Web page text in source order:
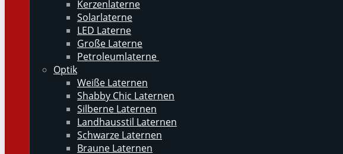
Kerzenlaterne
Solarlaterne
LED Laterne
Große Laterne
Petroleumlaterne
Optik
Weiße Laternen
Shabby Chic Laternen
Silberne Laternen
Landhausstil Laternen
Schwarze Laternen
Braune Laternen